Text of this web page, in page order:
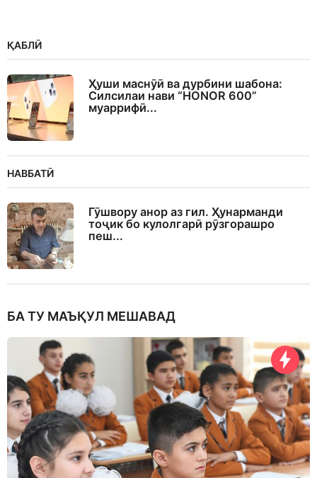
ҚАБЛӢ
Ҳуши маснӯӣ ва дурбини шабона:
Силсилаи нави “HONOR 600”
муаррифӣ...
НАВБАТӢ
Гӯшвору анор аз гил. Ҳунарманди
тоҷик бо кулолгарӣ рӯзгорашро
пеш...
БА ТУ МАЪҚУЛ МЕШАВАД